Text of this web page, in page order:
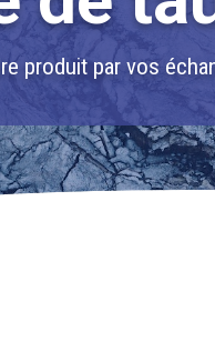
produit par vos